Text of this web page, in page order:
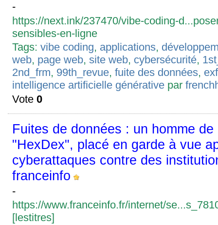
-
https://next.ink/237470/vibe-coding-
sensibles-en-ligne
Tags:vibe coding, applications,
web, page web,site web, cybersécurité,
2nd_frm, 99th_revue,fuite des données,
intelligence artificielle générative par
Vote0
Fuites de données : un homme
"HexDex", placé en garde à vue
cyberattaques contre des
franceinfo
-
https://www.franceinfo.fr/internet/
[lestitres]